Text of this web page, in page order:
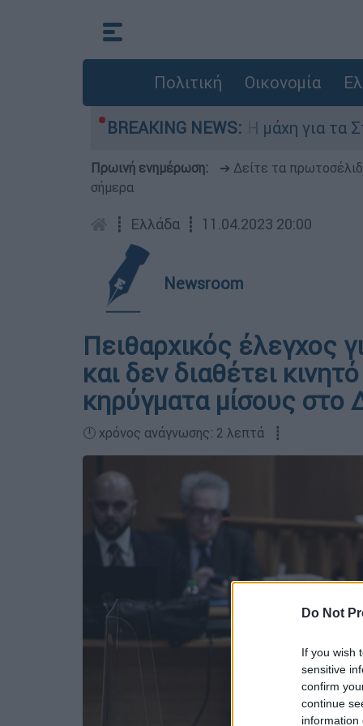
Do Not
If you wish
sensitive
confirm
continue
information
Πολιτική Οικονομία
BREAKING NEWS:
6 Αυγούστου Η μάχη για τα Στενά
Πρωινή ενημέρωση: ➔ Δείτε τα
σήμερα
┋ Ελλάδα ┋ 11.04.2023 20:00
Newsroom
Πειθαρχικός έλεγχος
και δεν διαθέτει
κηρύγματα μίσους στο
🕛 χρόνος ανάγνωσης: 2 λεπτά ┋